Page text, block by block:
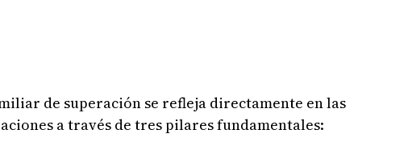
de superación se refleja directamente en las
a través de tres pilares fundamentales: